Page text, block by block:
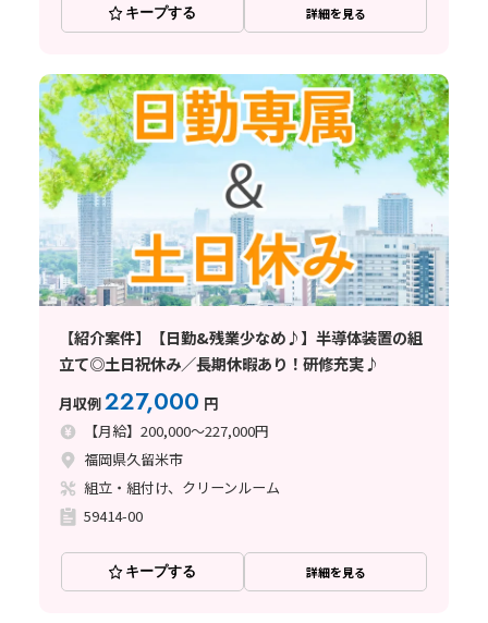
キープする 詳細を見る
【紹介案件】【日勤&残業少なめ♪】半導体装置の組
立て◎土日祝休み／長期休暇あり！研修充実♪
月収例227,000 円
【月給】200,000～227,000円
福岡県久留米市
組立・組付け、クリーンルーム
59414-00
キープする 詳細を見る